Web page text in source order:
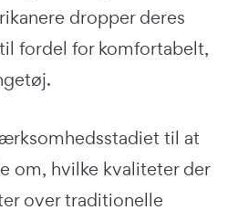
dropper deres
fordel for komfortabelt,
til at
om, hvilke kvaliteter der
over traditionelle